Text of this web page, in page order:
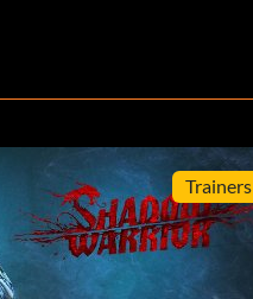
Trainers